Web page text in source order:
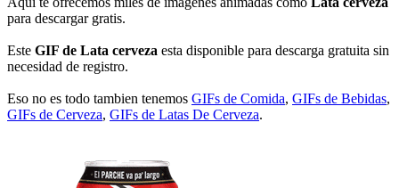
para descargar gratis.
Este GIF de Lata cerveza esta disponible para descarga gratuita sin
necesidad de registro.
Eso no es todo tambien tenemos GIFs de Comida, GIFs de Bebidas,
GIFs de Cerveza, GIFs de Latas De Cerveza.